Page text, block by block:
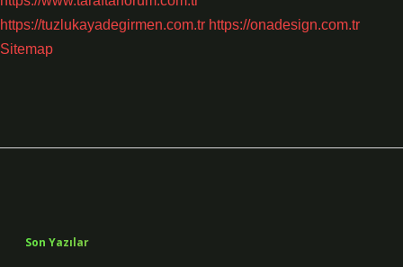
https://tuzlukayadegirmen.com.tr https://onadesign.com.tr
Sitemap
Son Yazılar